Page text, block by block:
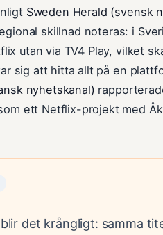
Sweden Herald (svensk
skillnad noteras: i
utan via TV4 Play, vilket
sig att hitta allt på en
nyhetskanal)
ett Netflix-projekt med
det krångligt: samma